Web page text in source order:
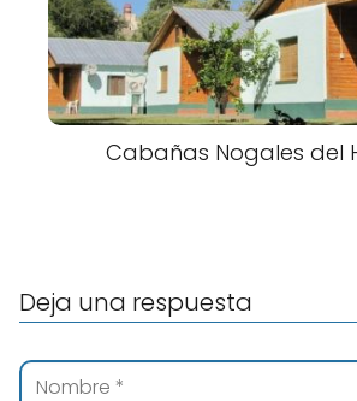
Cabañas Nogales del
Deja una respuesta